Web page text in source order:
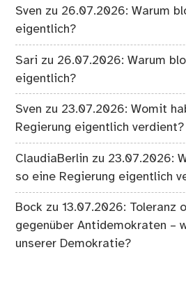
Sven zu 26.07.2026: Warum
eigentlich?
Sari zu 26.07.2026: Warum
eigentlich?
Sven zu 23.07.2026: Womit
Regierung eigentlich verdient?
ClaudiaBerlin zu 23.07.2026:
so eine Regierung eigentlich
Bock zu13.07.2026: Toleranz
gegenüber Antidemokraten –
unserer Demokratie?